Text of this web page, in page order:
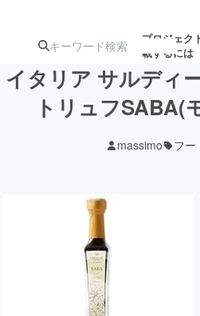
プロジェク
載するには
ジェクト
アート・写真
テクノロジー・ガジェッ
映像・映画
イタリア サルディ
トリュフSABA(
massimo フー